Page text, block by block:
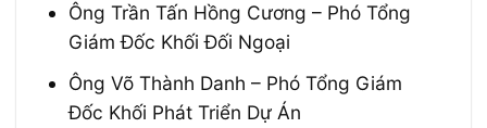
Ông Trần Tấn Hồng Cương – Phó Tổng
Giám Đốc Khối Đối Ngoại
Ông Võ Thành Danh – Phó Tổng Giám
Đốc Khối Phát Triển Dự Án